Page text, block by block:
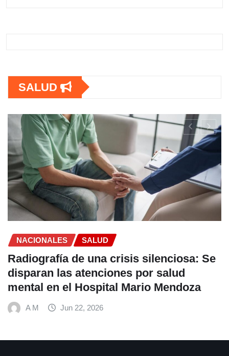
SALUD
para
con
SALUD
Endometriosis y miomas:
ofrecen a las mujeres
tratamiento menos